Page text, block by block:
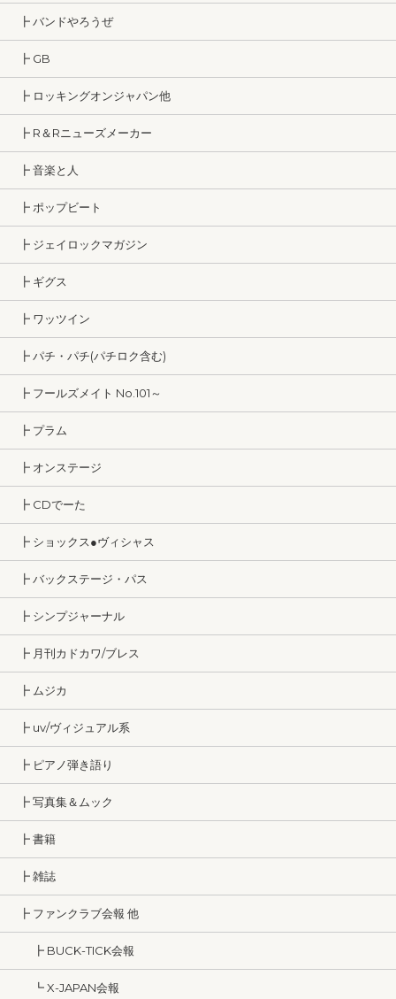
┣ バンドやろうぜ
┣ GB
┣ ロッキングオンジャパン他
┣ R＆Rニューズメーカー
┣ 音楽と人
┣ ポップビート
┣ ジェイロックマガジン
┣ ギグス
┣ ワッツイン
┣ パチ・パチ(パチロク含む)
┣ フールズメイト No.101～
┣ プラム
┣ オンステージ
┣ CDでーた
┣ ショックス●ヴィシャス
┣ バックステージ・パス
┣ シンプジャーナル
┣ 月刊カドカワ/ブレス
┣ ムジカ
┣ uv/ヴィジュアル系
┣ ピアノ弾き語り
┣ 写真集＆ムック
┣ 書籍
┣ 雑誌
┣ ファンクラブ会報 他
┣ BUCK-TICK会報
┗ X-JAPAN会報